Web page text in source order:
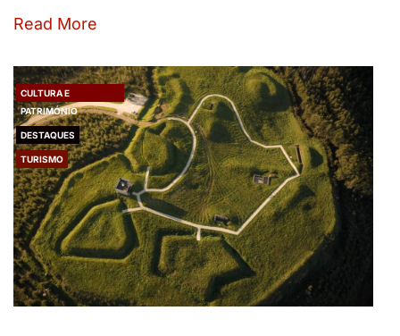
Read More
CULTURA E
PATRIMÓNIO
DESTAQUES
TURISMO